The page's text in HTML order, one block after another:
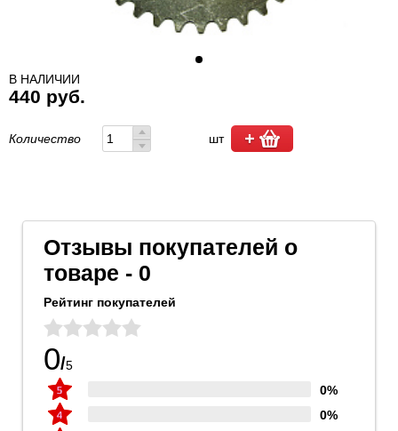
В НАЛИЧИИ
440 руб.
Количество шт
Отзывы покупателей о
товаре - 0
Рейтинг покупателей
0/5
0%
0%